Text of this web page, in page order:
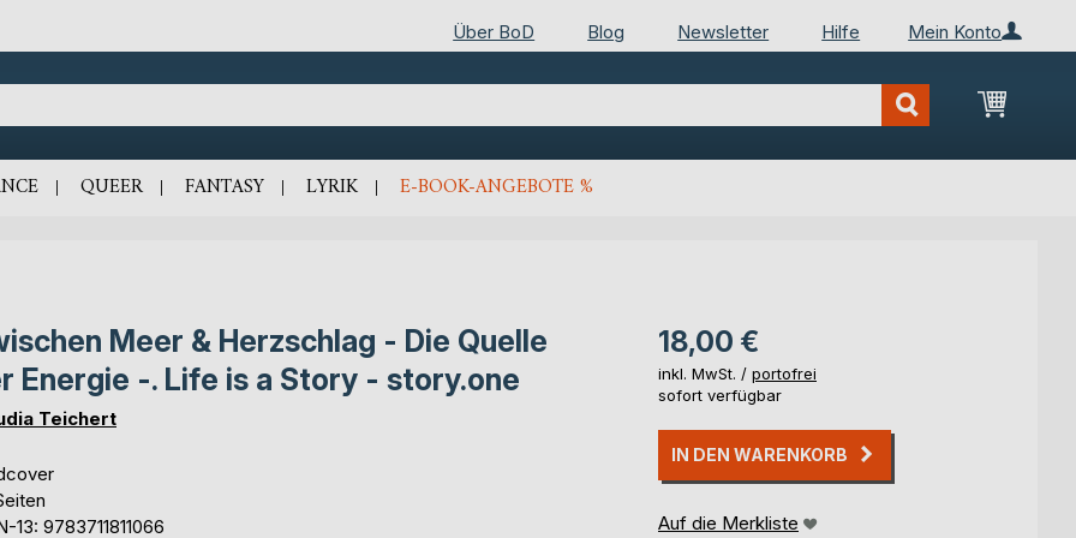
Mein Konto
Über BoD Blog Newsletter Hilfe
Mein
QUEER FANTASY LYRIK E-BOOK-ANGEBOTE %
Meer & Herzschlag - Die Quelle
Energie -. Life is a Story - story.one
Teichert
13: 9783711811066
18,00 €
inkl. MwSt. / portofrei
sofort verfügbar
IN DEN WARENKORB
Auf die Merkliste